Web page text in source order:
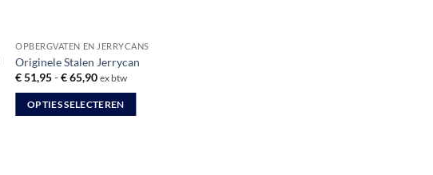
OPBERGVATEN EN JERRYCANS
Originele Stalen Jerrycan
€51,95-€65,90Prijsklasse:
tot
€ 65,90
ex btw
OPTIES SELECTEREN